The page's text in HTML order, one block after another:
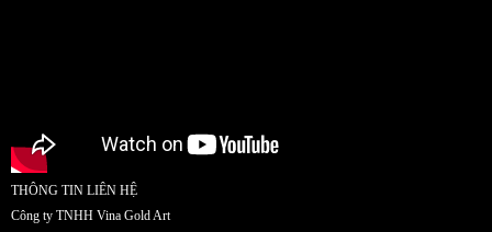
THÔNG TIN LIÊN HỆ
Công ty TNHH Vina Gold Art